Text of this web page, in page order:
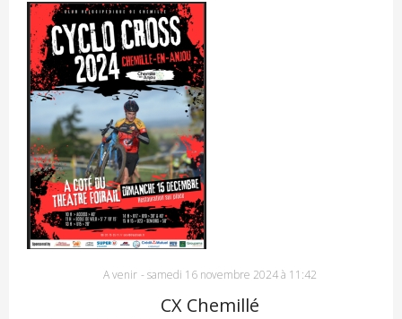
A venir - samedi 16 novembre 2024 à 11:42
CX Chemillé